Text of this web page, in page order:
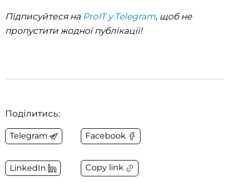
Підписуйтеся на ProIT у Telegram, щоб не
пропустити жодної публікації!
Поділитись:
Telegram Facebook
LinkedIn Copy link